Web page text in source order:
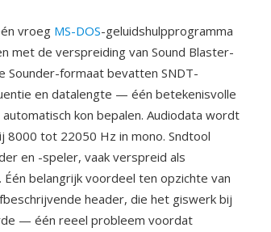
vroeg MS-DOS-geluidshulpprogramma
met de verspreiding van Sound Blaster-
Sounder-formaat bevatten SNDT-
en datalengte — één betekenisvolle
kon bepalen. Audiodata wordt
8000 tot 22050 Hz in mono. Sndtool
en -speler, vaak verspreid als
belangrijk voordeel ten opzichte van
header, die het giswerk bij
— één reeel probleem voordat